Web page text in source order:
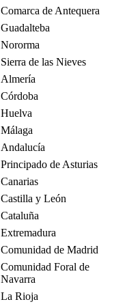
Comarca de Antequera
Guadalteba
Nororma
Sierra de las Nieves
Almería
Córdoba
Huelva
Málaga
Andalucía
Principado de Asturias
Canarias
Castilla y León
Cataluña
Extremadura
Comunidad de Madrid
Comunidad Foral de
Navarra
La Rioja